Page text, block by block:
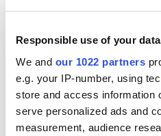
Responsible use of your data
We and our 1022 partners
e.g. your IP-number, using
store and access information
serve personalized ads and
measurement, audience
Vergleich zum bisherigen
Der Einliter-Dreizylinder-
Sandero erhältlich ist, leistet
90 PS. Er ist weiterhin mit
Schaltgetriebe kombiniert.